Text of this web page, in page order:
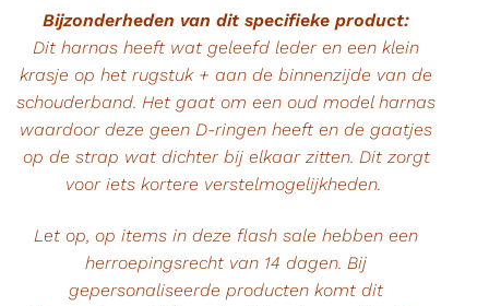
Bijzonderheden van dit specifieke product:
Dit harnas heeft wat geleefd leder en een klein
krasje op het rugstuk + aan de binnenzijde van de
schouderband. Het gaat om een oud model harnas
waardoor deze geen D-ringen heeft en de gaatjes
op de strap wat dichter bij elkaar zitten. Dit zorgt
voor iets kortere verstelmogelijkheden.
Let op, op items in deze flash sale hebben een
herroepingsrecht van 14 dagen. Bij
gepersonaliseerde producten komt dit